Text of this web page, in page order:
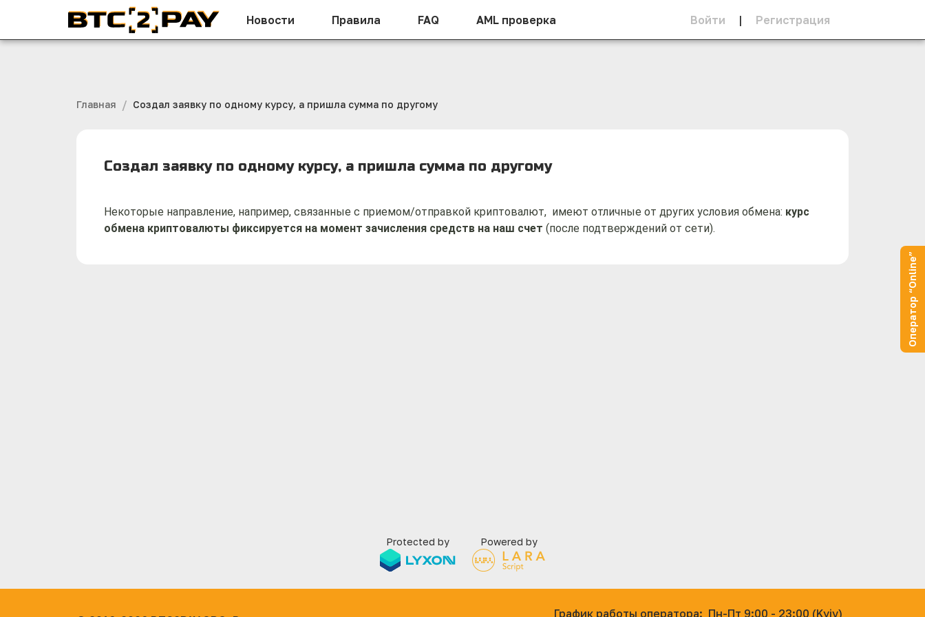
Новости Правила FAQ AML проверка Войти | Регистрация
Главная / Создал заявку по одному курсу, а пришла сумма по другому
Создал заявку по одному курсу, а пришла сумма по другому
Некоторые направление, например, связанные с приемом/отправкой криптовалют,  имеют отличные от других условия обмена: курс
обмена криптовалюты фиксируется на момент зачисления средств на наш счет (после подтверждений от сети).
Protected by Powered by
График работы оператора: Пн-Пт 9:00 - 23:00 (Kyiv)
Оператор “Online”